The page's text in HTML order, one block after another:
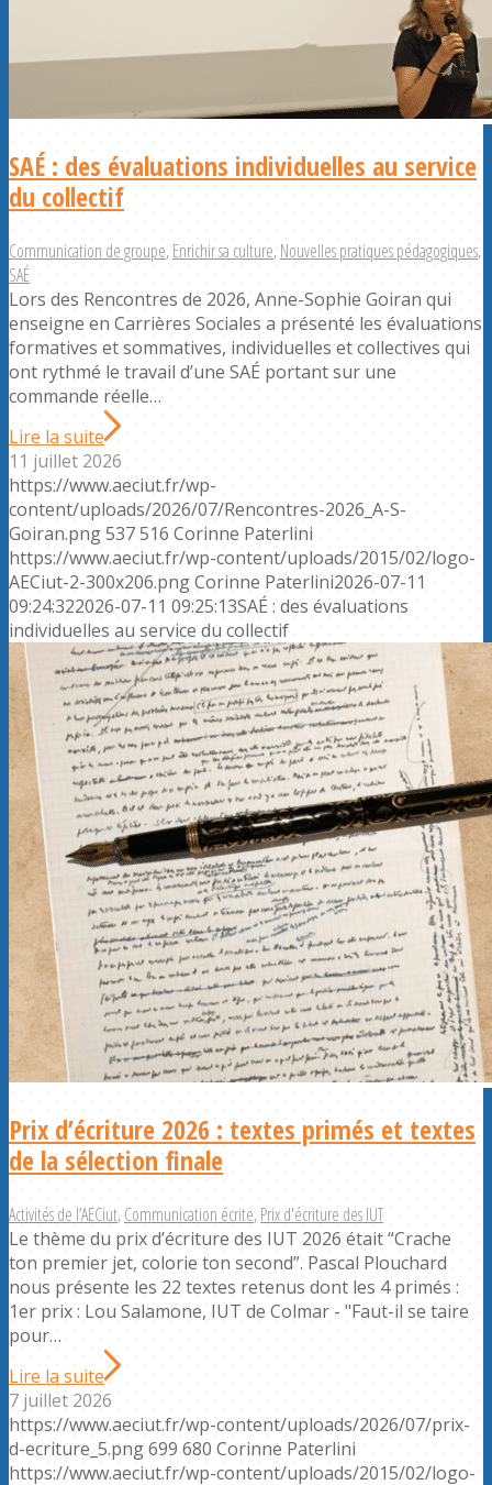
SAÉ : des évaluations individuelles au service
du collectif
Communication de groupe,Enrichir sa culture,Nouvelles pratiques pédagogiques,
SAÉ
Lors des Rencontres de 2026, Anne-Sophie Goiran qui
enseigne en Carrières Sociales a présenté les évaluations
formatives et sommatives, individuelles et collectives qui
ont rythmé le travail d’une SAÉ portant sur une
commande réelle…
Lire la suite
11 juillet 2026
https://www.aeciut.fr/wp-
content/uploads/2026/07/Rencontres-2026_A-S-
Goiran.png537516 Corinne Paterlini
https://www.aeciut.fr/wp-content/uploads/2015/02/logo-
AECiut-2-300x206.pngCorinne Paterlini2026-07-11
09:24:322026-07-11 09:25:13SAÉ : des évaluations
individuelles au service du collectif
Prix d’écriture 2026 : textes primés et textes
de la sélection finale
Activités de l’AECiut,Communication écrite,Prix d'écriture des IUT
Le thème du prix d’écriture des IUT 2026 était “Crache
ton premier jet, colorie ton second”. Pascal Plouchard
nous présente les 22 textes retenus dont les 4 primés :
1er prix : Lou Salamone, IUT de Colmar - "Faut-il se taire
pour…
Lire la suite
7 juillet 2026
https://www.aeciut.fr/wp-content/uploads/2026/07/prix-
d-ecriture_5.png699 680 Corinne Paterlini
https://www.aeciut.fr/wp-content/uploads/2015/02/logo-